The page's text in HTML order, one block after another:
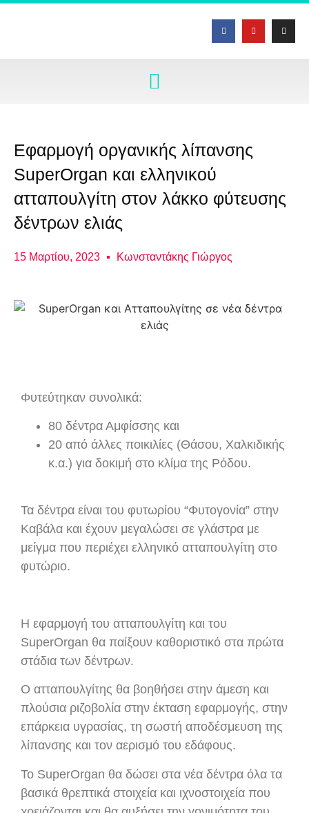
Εφαρμογή οργανικής λίπανσης
SuperOrgan και ελληνικού
ατταπουλγίτη στον λάκκο φύτευσης
δέντρων ελιάς
15 Μαρτίου, 2023 Κωνσταντάκης Γιώργος
Φυτεύτηκαν συνολικά:
80 δέντρα Αμφίσσης και
20 από άλλες ποικιλίες (Θάσου, Χαλκιδικής
κ.α.) για δοκιμή στο κλίμα της Ρόδου.
Τα δέντρα είναι του φυτωρίου “Φυτογονία” στην
Καβάλα και έχουν μεγαλώσει σε γλάστρα με
μείγμα που περιέχει ελληνικό ατταπουλγίτη στο
φυτώριο.
Η εφαρμογή του ατταπουλγίτη και του
SuperOrgan θα παίξουν καθοριστικό στα πρώτα
στάδια των δέντρων.
Ο ατταπουλγίτης θα βοηθήσει στην άμεση και
πλούσια ριζοβολία στην έκταση εφαρμογής, στην
επάρκεια υγρασίας, τη σωστή αποδέσμευση της
λίπανσης και τον αερισμό του εδάφους.
Το SuperOrgan θα δώσει στα νέα δέντρα όλα τα
βασικά θρεπτικά στοιχεία και ιχνοστοιχεία που